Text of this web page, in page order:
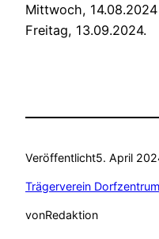
Mittwoch,
Freitag, 13.09.2024.
Veröffentlicht5. April
Trägerverein
vonRedaktion